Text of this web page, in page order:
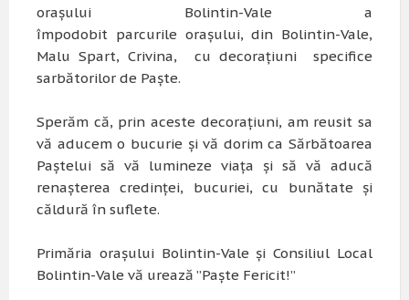
orașului Bolintin-Vale a
împodobit parcurile orașului, din Bolintin-Vale,
Malu Spart, Crivina, cu decorațiuni specifice
sarbătorilor de Paște.
Sperăm că, prin aceste decorațiuni, am reusit sa
vă aducem o bucurie și vă dorim ca Sărbătoarea
Paştelui să vă lumineze viaţa şi să vă aducă
renaşterea credinţei, bucuriei, cu bunătate şi
căldură în suflete.
Primăria orașului Bolintin-Vale și Consiliul Local
Bolintin-Vale vă urează ”Paște Fericit!”